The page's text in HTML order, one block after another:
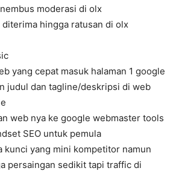
moderasi di olx
diterima hingga ratusan di olx
yang cepat masuk halaman 1 google
judul dan tagline/deskripsi di web
web nya ke google webmaster tools
SEO untuk pemula
kunci yang mini kompetitor namun
persaingan sedikit tapi traffic di